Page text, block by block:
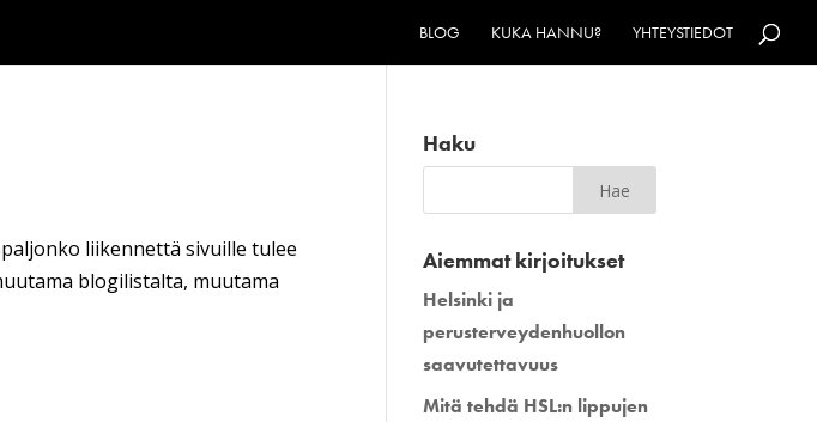
BLOG KUKA HANNU? YHTEYSTIEDOT
liikennettä sivuille tulee
blogilistalta, muutama
Haku
Aiemmat kirjoitukset
Helsinki ja
perusterveydenhuollon
saavutettavuus
Mitä tehdä HSL:n lippujen